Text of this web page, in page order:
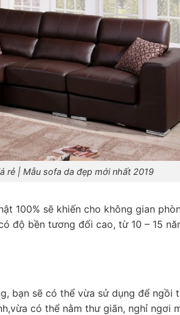
rẻ | Mẫu sofa da đẹp mới nhất 2019
100% sẽ khiến cho không gian
độ bền tương đối cao, từ 10 – 15
bạn sẽ có thể vừa sử dụng để ngồi
có thể nằm thư giãn, nghỉ ngơi